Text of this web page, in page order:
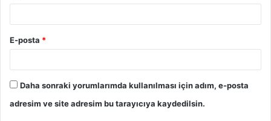
E-posta *
Daha sonraki yorumlarımda kullanılması için adım, e-posta
adresim ve site adresim bu tarayıcıya kaydedilsin.